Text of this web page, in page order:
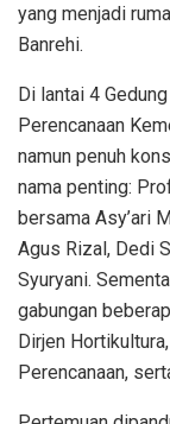
yang menjadi
Banrehi.
Di lantai 4
Perencanaan
namun penuh
nama penting:
bersama Asy’ari
Agus Rizal, Dedi
Syuryani.
gabungan
Dirjen
Perencanaan,